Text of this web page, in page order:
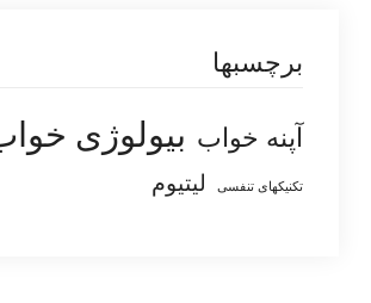
برچسبها
آپنه خواب بیولوژی
تکنیکهای تنفسی لیتیوم